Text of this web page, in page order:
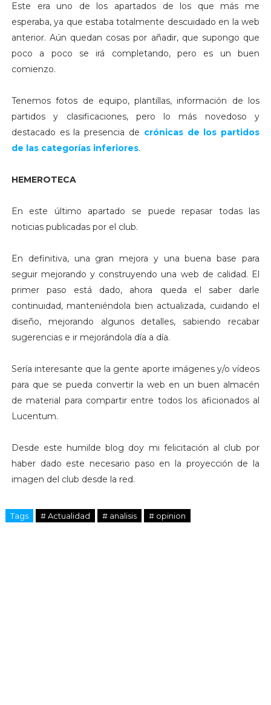
Este era uno de los apartados de los que más me
esperaba, ya que estaba totalmente descuidado en la web
anterior. Aún quedan cosas por añadir, que supongo que
poco a poco se irá completando, pero es un buen
comienzo.
Tenemos fotos de equipo, plantillas, información de los
partidos y clasificaciones, pero lo más novedoso y
destacado es la presencia de crónicas de los partidos
de las categorías inferiores.
HEMEROTECA
En este último apartado se puede repasar todas las
noticias publicadas por el club.
En definitiva, una gran mejora y una buena base para
seguir mejorando y construyendo una web de calidad. El
primer paso está dado, ahora queda el saber darle
continuidad, manteniéndola bien actualizada, cuidando el
diseño, mejorando algunos detalles, sabiendo recabar
sugerencias e ir mejorándola día a día.
Sería interesante que la gente aporte imágenes y/o vídeos
para que se pueda convertir la web en un buen almacén
de material para compartir entre todos los aficionados al
Lucentum.
Desde este humilde blog doy mi felicitación al club por
haber dado este necesario paso en la proyección de la
imagen del club desde la red.
Tags # Actualidad # analisis # opinion